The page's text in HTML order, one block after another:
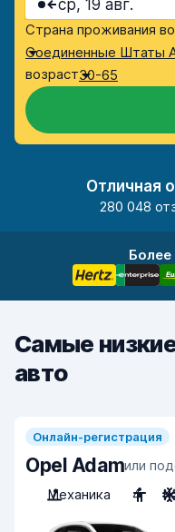
ср, 19 авг.
Страна проживания
Соединенные Штаты
возраст30-65
Отличная
280 048
Самые
авто
Онлайн-регистрация
Opel Adamили
Механика
4